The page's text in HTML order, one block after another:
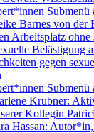
Submenü
Barnes von der
Arbeitsplatz
Belästigung
gegen
Submenü
Krubner:
Kollegin
Hassan: